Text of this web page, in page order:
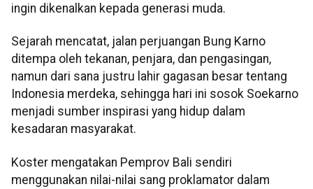
ingin dikenalkan kepada generasi muda.
Sejarah mencatat, jalan perjuangan Bung Karno
ditempa oleh tekanan, penjara, dan pengasingan,
namun dari sana justru lahir gagasan besar tentang
Indonesia merdeka, sehingga hari ini sosok Soekarno
menjadi sumber inspirasi yang hidup dalam
kesadaran masyarakat.
Koster mengatakan Pemprov Bali sendiri
menggunakan nilai-nilai sang proklamator dalam